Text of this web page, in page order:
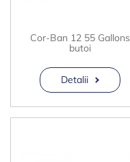
Cor-Ban 12 55 Gallons
butoi
Detalii